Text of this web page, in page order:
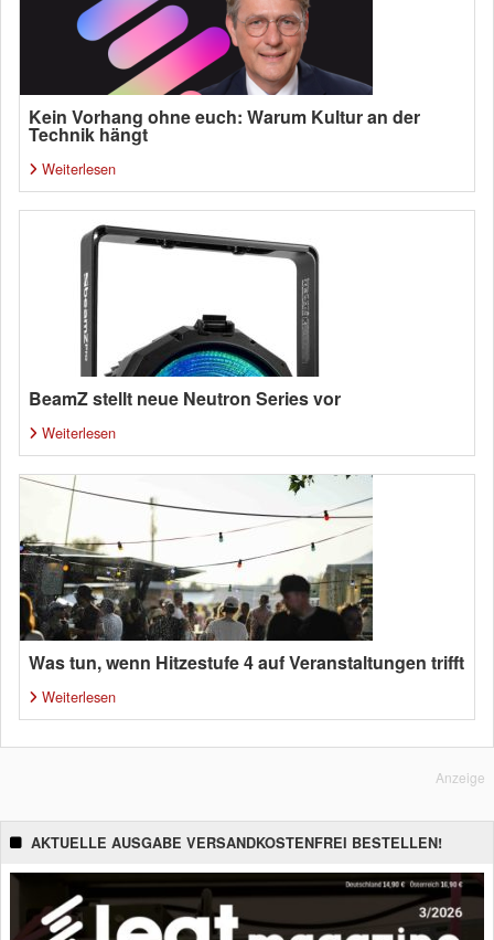
Kein Vorhang ohne euch: Warum Kultur an der
Technik hängt
Weiterlesen
BeamZ stellt neue Neutron Series vor
Weiterlesen
Was tun, wenn Hitzestufe 4 auf Veranstaltungen trifft
Weiterlesen
Anzeige
AKTUELLE AUSGABE VERSANDKOSTENFREI BESTELLEN!